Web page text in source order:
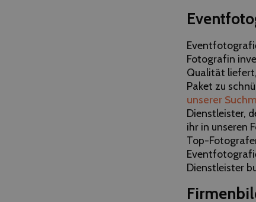
Fotografin
Qualität
Paket zu
unserer
Dienstleister,
ihr in unseren
Top-
Dienstleister